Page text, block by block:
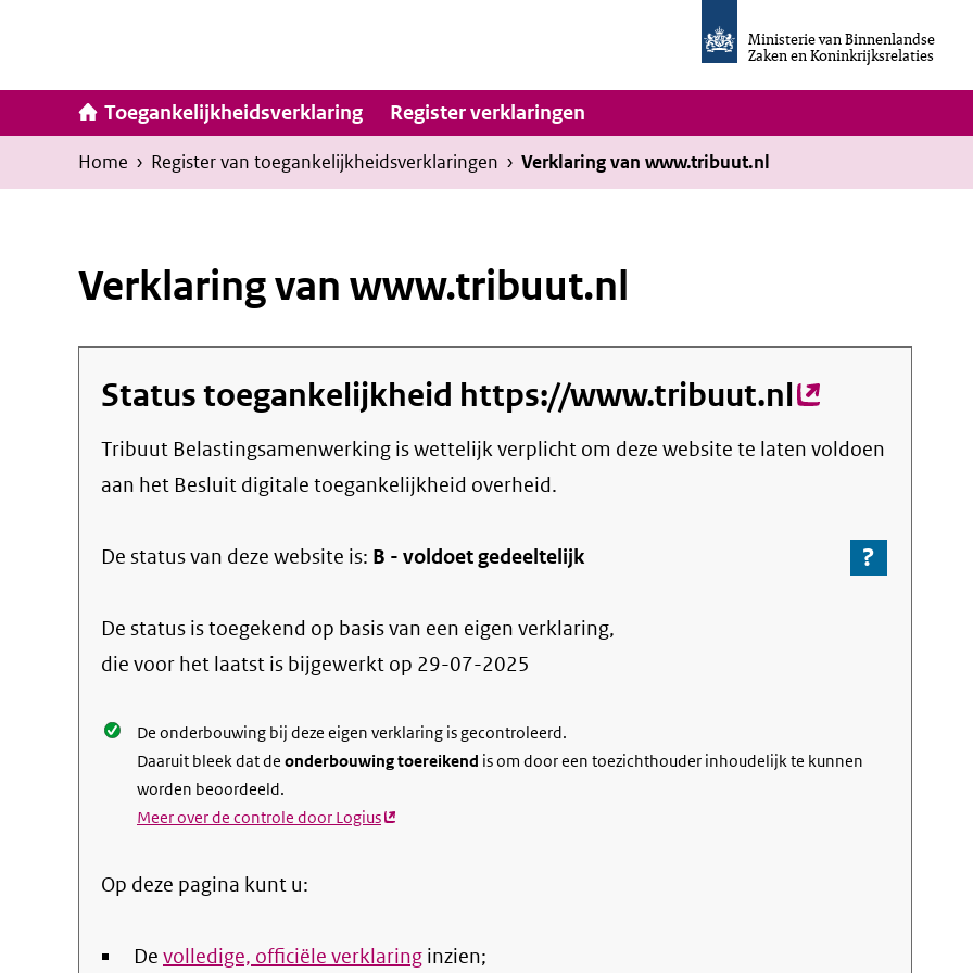
inhoud
Ministerie van Binnenlandse
Zaken en Koninkrijksrelaties
van
Invulassistent
Toegankelijkheidsverklaring
Toegankelijkheidsverklaring Hoofdnavigatie
Register verklaringen
Kruimelpad
U
bevindt
Home › Register van toegankelijkheids­verklaringen › Verklaring van www.tribuut.nl
Verklaring van www.tribuut.nl
Status toegankelijkheid https://www.tribuut.nl(externe
link)
Tribuut Belastingsamenwerking is wettelijk verplicht om deze website te laten voldoen
aan het Besluit digitale toegankelijkheid overheid.
De status van deze website is: B - voldoet gedeeltelijk ?
Ga
De status is toegekend op basis van een eigen verklaring,
die voor het laatst is bijgewerkt op 29-07-2025
De onderbouwing bij deze eigen verklaring is gecontroleerd.
Daaruit bleek dat de onderbouwing toereikend is om door een toezichthouder inhoudelijk te kunnen
worden beoordeeld.
Meer over de controle door Logius(externe
Op deze pagina kunt u:
De volledige, officiële verklaring inzien;